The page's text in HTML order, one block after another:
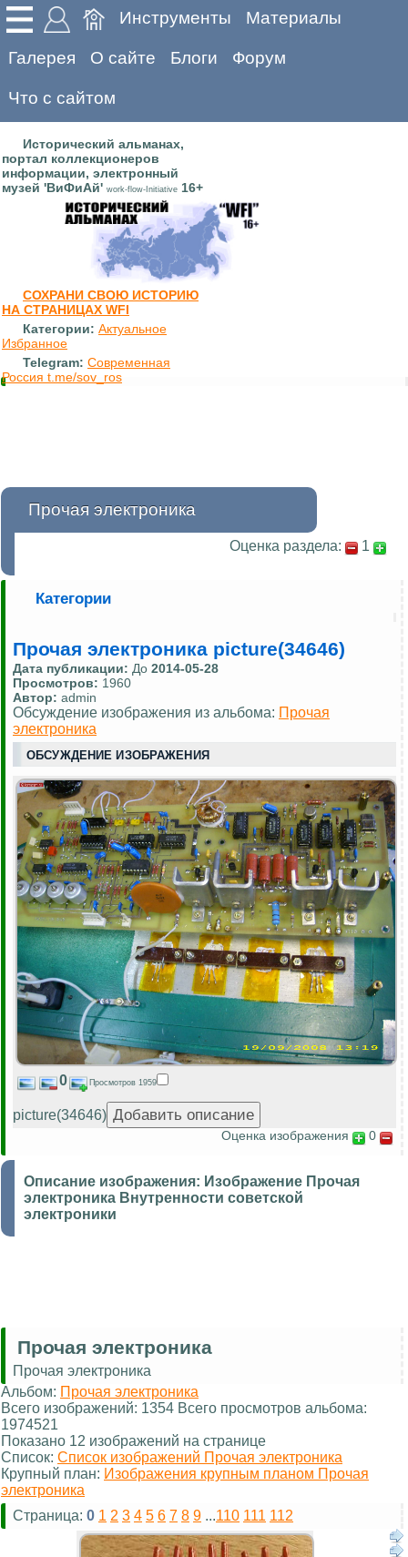
Инструменты Материалы
Галерея О сайте Блоги Форум
Что с сайтом
Исторический альманах,
портал коллекционеров
информации, электронный
музей 'ВиФиАй' work-flow-Initiative 16+
СОХРАНИ СВОЮ ИСТОРИЮ
НА СТРАНИЦАХ WFI
Категории: Актуальное
Избранное
Telegram: Современная
Россия t.me/sov_ros
Прочая электроника
Оценка раздела: 1
Категории
Прочая электроника picture(34646)
Дата публикации: До 2014-05-28
Просмотров: 1960
Автор: admin
Обсуждение изображения из альбома: Прочая
электроника
ОБСУЖДЕНИЕ ИЗОБРАЖЕНИЯ
0 Просмотров 1959
picture(34646)
Оценка изображения 0
Описание изображения: Изображение Прочая
электроника Внутренности советской
электроники
Прочая электроника
Прочая электроника
Альбом: Прочая электроника
Всего изображений: 1354 Всего просмотров альбома:
1974521
Показано 12 изображений на странице
Список: Список изображений Прочая электроника
Крупный план: Изображения крупным планом Прочая
электроника
Страница: 0 1 2 3 4 5 6 7 8 9 ...110 111 112